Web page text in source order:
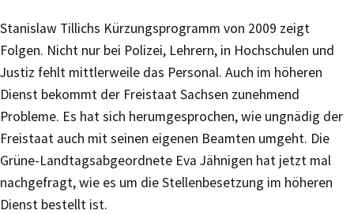
Stanislaw Tillichs Kürzungsprogramm von 2009 zeigt
Folgen. Nicht nur bei Polizei, Lehrern, in Hochschulen und
Justiz fehlt mittlerweile das Personal. Auch im höheren
Dienst bekommt der Freistaat Sachsen zunehmend
Probleme. Es hat sich herumgesprochen, wie ungnädig der
Freistaat auch mit seinen eigenen Beamten umgeht. Die
Grüne-Landtagsabgeordnete Eva Jähnigen hat jetzt mal
nachgefragt, wie es um die Stellenbesetzung im höheren
Dienst bestellt ist.